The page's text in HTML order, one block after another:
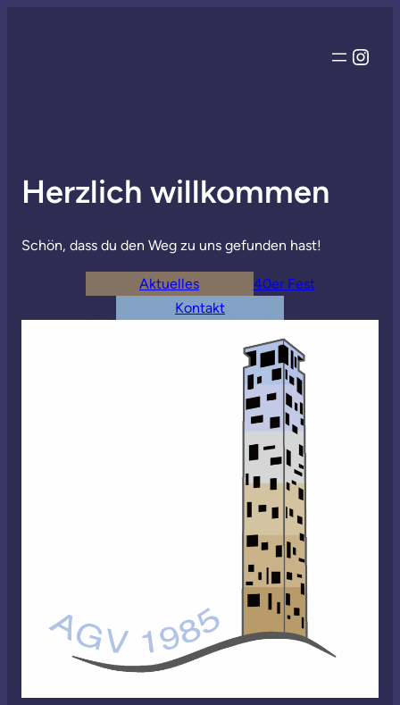
Herzlich willkommen
Schön, dass du den Weg zu uns gefunden hast!
Aktuelles
40er Fest
Kontakt